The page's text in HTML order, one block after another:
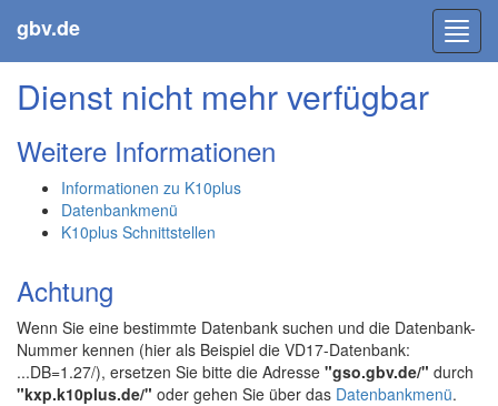
gbv.de
Dienst nicht mehr verfügbar
Weitere Informationen
Informationen zu K10plus
Datenbankmenü
K10plus Schnittstellen
Achtung
Wenn Sie eine bestimmte Datenbank suchen und die Datenbank-
Nummer kennen (hier als Beispiel die VD17-Datenbank:
...DB=1.27/), ersetzen Sie bitte die Adresse "gso.gbv.de/" durch
"kxp.k10plus.de/" oder gehen Sie über das Datenbankmenü.